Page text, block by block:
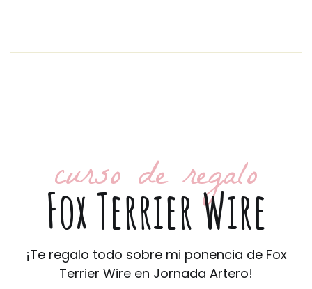
curso de regalo
Fox Terrier Wire
¡Te regalo todo sobre mi ponencia de Fox
Terrier Wire en Jornada Artero!